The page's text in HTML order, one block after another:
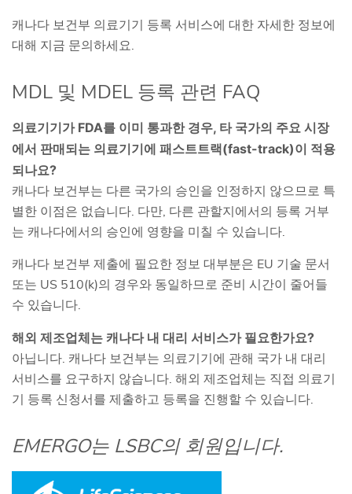
캐나다 보건부 의료기기 등록 서비스에 대한 자세한 정보에
대해 지금 문의하세요.
MDL 및 MDEL 등록 관련 FAQ
의료기기가 FDA를 이미 통과한 경우, 타 국가의 주요 시장
에서 판매되는 의료기기에 패스트트랙(fast-track)이 적용
되나요?
캐나다 보건부는 다른 국가의 승인을 인정하지 않으므로 특
별한 이점은 없습니다. 다만, 다른 관할지에서의 등록 거부
는 캐나다에서의 승인에 영향을 미칠 수 있습니다.
캐나다 보건부 제출에 필요한 정보 대부분은 EU 기술 문서
또는 US 510(k)의 경우와 동일하므로 준비 시간이 줄어들
수 있습니다.
해외 제조업체는 캐나다 내 대리 서비스가 필요한가요?
아닙니다. 캐나다 보건부는 의료기기에 관해 국가 내 대리
서비스를 요구하지 않습니다. 해외 제조업체는 직접 의료기
기 등록 신청서를 제출하고 등록을 진행할 수 있습니다.
EMERGO는 LSBC의 회원입니다.